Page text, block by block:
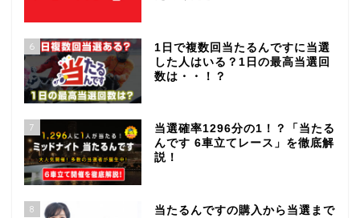
6
1日で複数回当たるんですに当選
した人はいる？1日の最高当選回
数は・・！？
7
当選確率1296分の1！？「当たる
んです 6車立てレース」を徹底解
説！
8
当たるんですの購入から当選まで